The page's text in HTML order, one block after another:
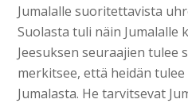
Jumalalle suoritettavista
Suolasta tuli näin Jumalalle
Jeesuksen seuraajien tulee
merkitsee, että heidän
Jumalasta. He tarvitsevat